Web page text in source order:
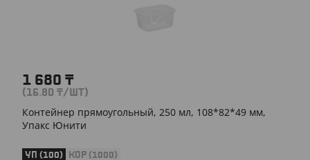
1 680 ₸
(16.80 ₸/ШТ)
Контейнер прямоугольный, 250 мл, 108*82*49 мм,
Упакс Юнити
УП (100) КОР (1000)